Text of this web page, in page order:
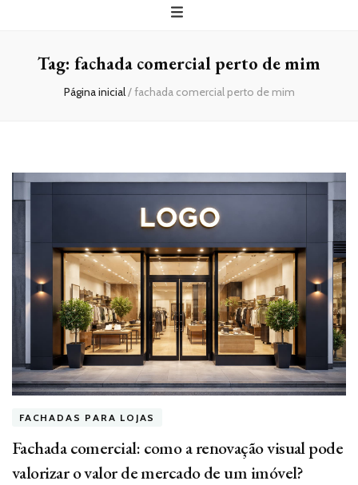
Tag: fachada comercial perto de mim
Página inicial/fachada comercial perto de mim
FACHADAS PARA LOJAS
Fachada comercial: como a renovação visual pode
valorizar o valor de mercado de um imóvel?